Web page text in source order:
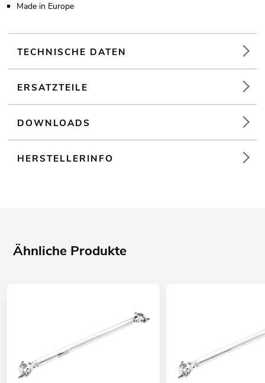
Made in Europe
TECHNISCHE DATEN
ERSATZTEILE
DOWNLOADS
HERSTELLERINFO
Ähnliche Produkte